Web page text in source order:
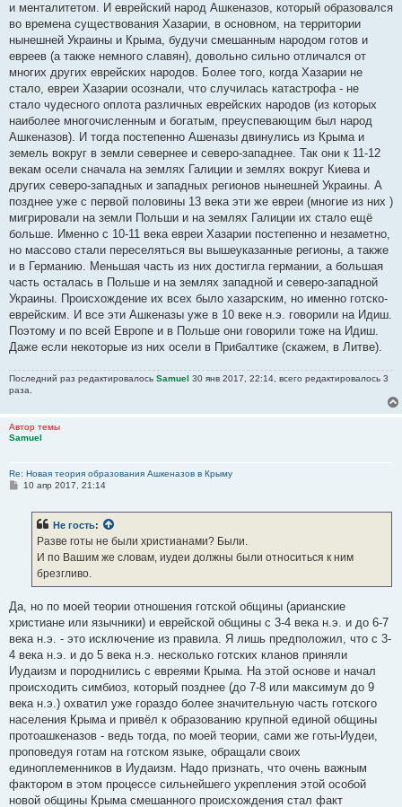
и менталитетом. И еврейский народ Ашкеназов, который образовался
во времена существования Хазарии, в основном, на территории
нынешней Украины и Крыма, будучи смешанным народом готов и
евреев (а также немного славян), довольно сильно отличался от
многих других еврейских народов. Более того, когда Хазарии не
стало, евреи Хазарии осознали, что случилась катастрофа - не
стало чудесного оплота различных еврейских народов (из которых
наиболее многочисленным и богатым, преуспевающим был народ
Ашкеназов). И тогда постепенно Ашеназы двинулись из Крыма и
земель вокруг в земли севернее и северо-западнее. Так они к 11-12
векам осели сначала на землях Галиции и землях вокруг Киева и
других северо-западных и западных регионов нынешней Украины. А
позднее уже с первой половины 13 века эти же евреи (многие из них )
мигрировали на земли Польши и на землях Галиции их стало ещё
больше. Именно с 10-11 века евреи Хазарии постепенно и незаметно,
но массово стали переселяться вы вышеуказанные регионы, а также
и в Германию. Меньшая часть из них достигла германии, а большая
часть осталась в Польше и на землях западной и северо-западной
Украины. Происхождение их всех было хазарским, но именно готско-
еврейским. И все эти Ашкеназы уже в 10 веке н.э. говорили на Идиш.
Поэтому и по всей Европе и в Польше они говорили тоже на Идиш.
Даже если некоторые из них осели в Прибалтике (скажем, в Литве).
Последний раз редактировалось Samuel 30 янв 2017, 22:14, всего редактировалось 3
раза.
Автор темы
Samuel
Re: Новая теория образования Ашкеназов в Крыму
С10 апр 2017, 21:14
Не гость:
Разве готы не были христианами? Были.
И по Вашим же словам, иудеи должны были относиться к ним
брезгливо.
Да, но по моей теории отношения готской общины (арианские
христиане или язычники) и еврейской общины с 3-4 века н.э. и до 6-7
века н.э. - это исключение из правила. Я лишь предположил, что с 3-
4 века н.э. и до 5 века н.э. несколько готских кланов приняли
Иудаизм и породнились с евреями Крыма. На этой основе и начал
происходить симбиоз, который позднее (до 7-8 или максимум до 9
века н.э.) охватил уже гораздо более значительную часть готского
населения Крыма и привёл к образованию крупной единой общины
протоашкеназов - ведь тогда, по моей теории, сами же готы-Иудеи,
проповедуя готам на готском языке, обращали своих
единоплеменников в Иудаизм. Надо признать, что очень важным
фактором в этом процессе сильнейшего укрепления этой особой
новой общины Крыма смешанного происхождения стал факт